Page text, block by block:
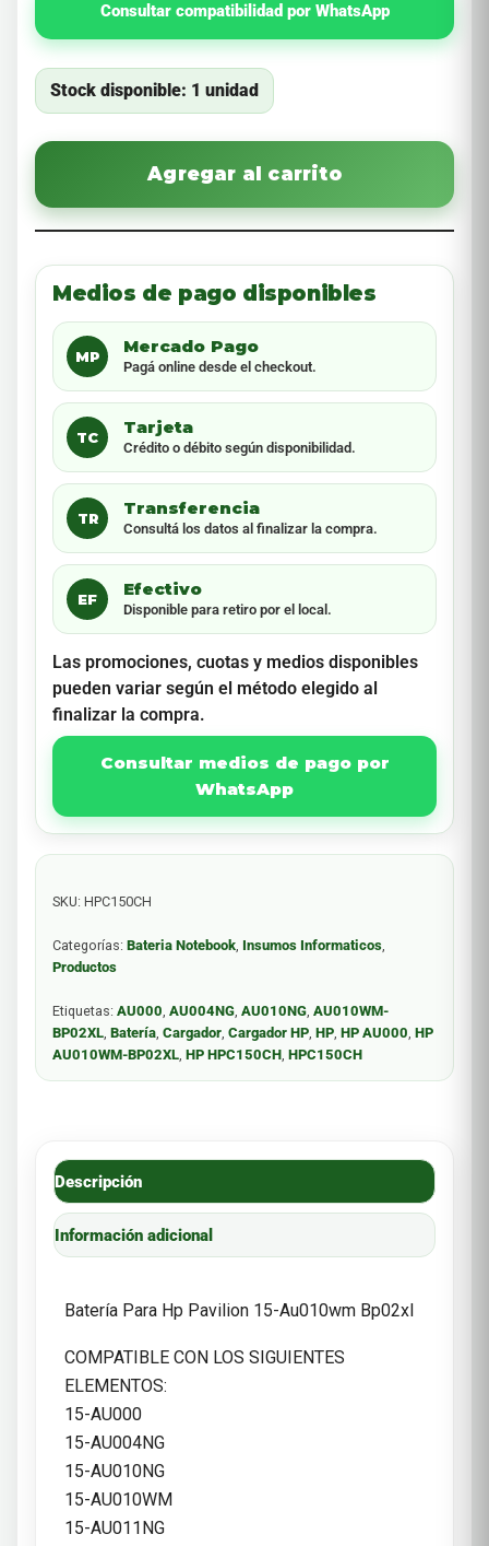
Consultar compatibilidad por WhatsApp
Stock disponible: 1 unidad
Agregar al carrito
Medios de pago disponibles
MP
Mercado Pago
Pagá online desde el checkout.
TC
Tarjeta
Crédito o débito según disponibilidad.
TR
Transferencia
Consultá los datos al finalizar la compra.
EF
Efectivo
Disponible para retiro por el local.
Las promociones, cuotas y medios disponibles
pueden variar según el método elegido al
finalizar la compra.
Consultar medios de pago por
WhatsApp
SKU: HPC150CH
Categorías: Bateria Notebook, Insumos Informaticos,
Productos
Etiquetas: AU000, AU004NG, AU010NG, AU010WM-
BP02XL, Batería, Cargador, Cargador HP, HP, HP AU000, HP
AU010WM-BP02XL, HP HPC150CH, HPC150CH
Descripción
Información adicional
Batería Para Hp Pavilion 15-Au010wm Bp02xl
COMPATIBLE CON LOS SIGUIENTES
ELEMENTOS:
15-AU000
15-AU004NG
15-AU010NG
15-AU010WM
15-AU011NG